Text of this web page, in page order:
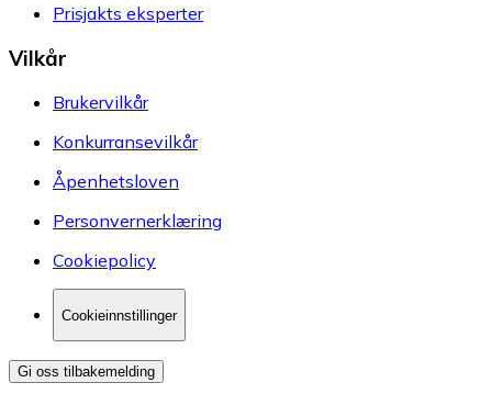
Prisjakts eksperter
Vilkår
Brukervilkår
Konkurransevilkår
Åpenhetsloven
Personvernerklæring
Cookiepolicy
Cookieinnstillinger
Gi oss tilbakemelding